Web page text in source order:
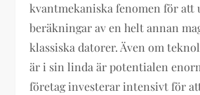
kvantmekaniska fenomen för att
beräkningar av en helt annan
klassiska datorer. Även om
är i sin linda är potentialen
företag investerar intensivt för